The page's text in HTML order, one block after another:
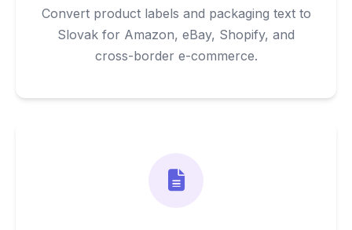
Convert product labels and packaging text to
Slovak for Amazon, eBay, Shopify, and
cross-border e-commerce.